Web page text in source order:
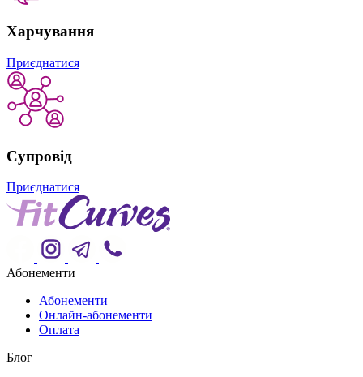
Харчування
Приєднатися
Супровід
Приєднатися
Абонементи
Абонементи
Онлайн-абонементи
Оплата
Блог